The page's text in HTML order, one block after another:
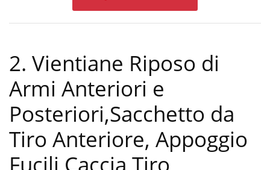
2. Vientiane Riposo di
Armi Anteriori e
Posteriori,Sacchetto da
Tiro Anteriore, Appoggio